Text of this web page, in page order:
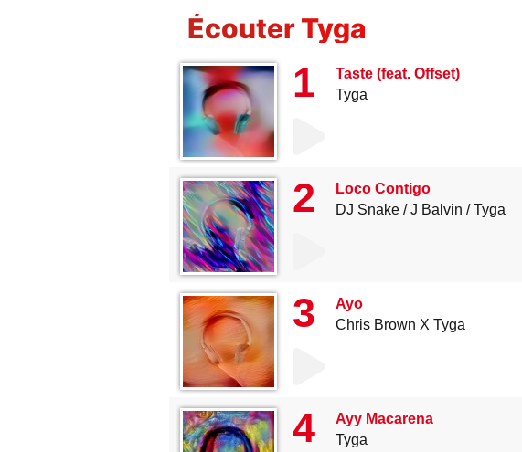
Écouter Tyga
1
Taste (feat. Offset)
Tyga
2
Loco Contigo
DJ Snake
J Balvin Tyga
3
Ayo
Chris Brown X Tyga
4
Ayy Macarena
Tyga